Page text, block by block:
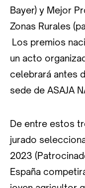
Bayer) y Mejor
Zonas Rurales
Los premios
un acto
celebrará antes
sede de ASAJA
De entre estos
jurado
2023
España